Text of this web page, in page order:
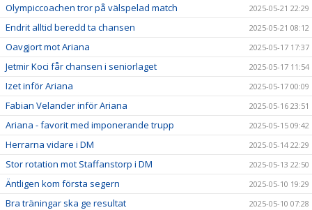
Olympiccoachen tror på välspelad match 2025-05-21 22:29
Endrit alltid beredd ta chansen 2025-05-21 08:12
Oavgjort mot Ariana 2025-05-17 17:37
Jetmir Koci får chansen i seniorlaget 2025-05-17 11:54
Izet inför Ariana 2025-05-17 00:09
Fabian Velander inför Ariana 2025-05-16 23:51
Ariana - favorit med imponerande trupp 2025-05-15 09:42
Herrarna vidare i DM 2025-05-14 22:29
Stor rotation mot Staffanstorp i DM 2025-05-13 22:50
Äntligen kom första segern 2025-05-10 19:29
Bra träningar ska ge resultat 2025-05-10 07:28